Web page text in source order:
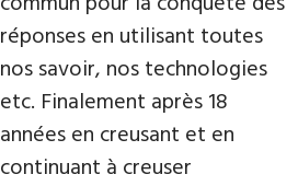
réponses en utilisant toutes
nos savoir, nos technologies
etc. Finalement après 18
années en creusant et en
continuant à creuser